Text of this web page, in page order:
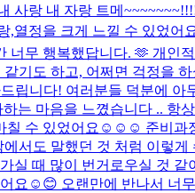
사랑 내 자랑 트메
,열정을 크게 느낄 수 있었
너무 행복했답니다. 🫶 개인
기도 하고, 어쩌면 걱정을
립니다! 여러분들 덕분에
는 마음을 느꼈습니다 .. 항
칠 수 있었어요☺️☺️☺️ 준비과
서도 말했던 것 처럼 이렇
실 때 많이 번거로우실 것
요☺️😊 오랜만에 반나서 너